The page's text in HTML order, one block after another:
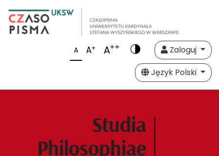
A A+ A++
Zaloguj
Język Polski